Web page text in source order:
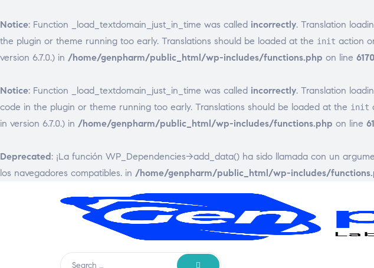
Notice: Function _load_textdomain_just_in_time was called incorrectly. Translation
the plugin or theme running too early. Translations should be loaded at the init action
version 6.7.0.) in /home/genpharm/public_html/wp-includes/functions.php on line 6170
Notice: Function _load_textdomain_just_in_time was called incorrectly. Translation
code in the plugin or theme running too early. Translations should be loaded at the init
in version 6.7.0.) in /home/genpharm/public_html/wp-includes/functions.php on line
Deprecated: ¡La función WP_Dependencies->add_data() ha sido llamada con un
los navegadores compatibles. in /home/genpharm/public_html/wp-includes/